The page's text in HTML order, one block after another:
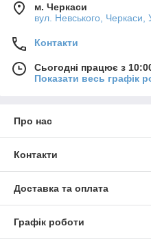
м. Черкаси
вул. Невського, Черкаси,
Контакти
Сьогодні працює з
Показати весь графік
Про нас
Контакти
Доставка та оплата
Графік роботи